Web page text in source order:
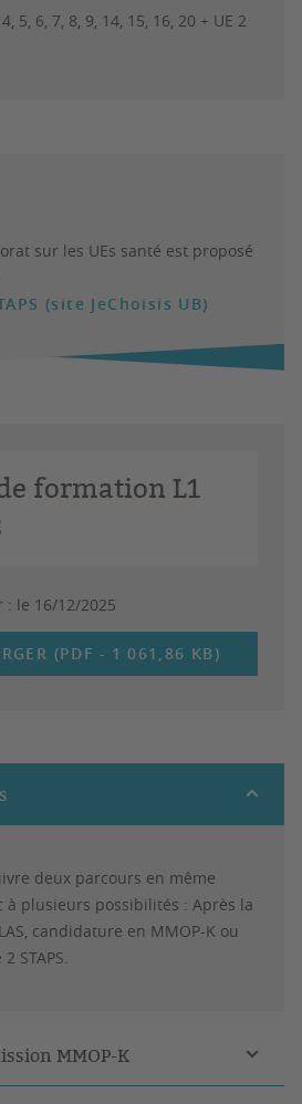
5, 6, 7, 8, 9, 14, 15, 16, 20 + UE 2
sur les UEs santé est proposé
(site JeChoisis UB)
formation L1
: le 16/12/2025
(PDF - 1 061,86 KB)
deux parcours en même
à plusieurs possibilités : Après la
candidature en MMOP-K ou
STAPS.
MMOP-K